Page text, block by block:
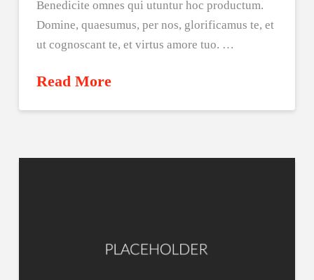
Benedicite omnes qui utuntur hoc productum.
Domine, quaesumus, per nos, glorificamus te, et
ut cognoscant te, et virtus amore tuo. …
Read More